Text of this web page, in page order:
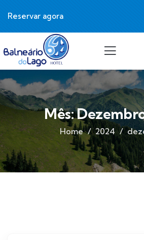
Reservar agora
Mês:
Home 2024